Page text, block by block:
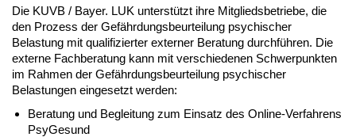
Die KUVB / Bayer. LUK unterstützt ihre Mitgliedsbetriebe, die
den Prozess der Gefährdungsbeurteilung psychischer
Belastung mit qualifizierter externer Beratung durchführen. Die
externe Fachberatung kann mit verschiedenen Schwerpunkten
im Rahmen der Gefährdungsbeurteilung psychischer
Belastungen eingesetzt werden:
Beratung und Begleitung zum Einsatz des Online-Verfahrens
PsyGesund